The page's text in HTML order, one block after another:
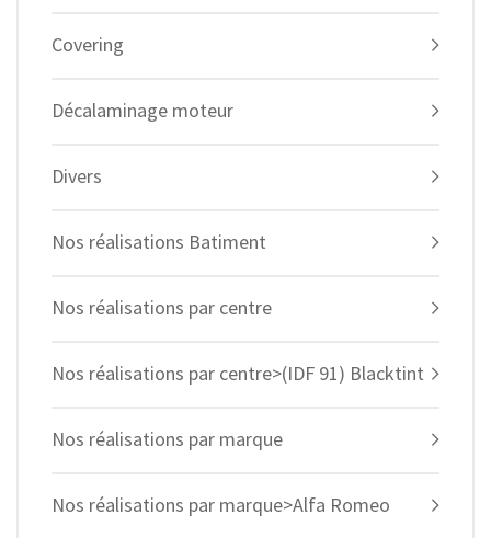
Covering
Décalaminage moteur
Divers
Nos réalisations Batiment
Nos réalisations par centre
Nos réalisations par centre>(IDF 91) Blacktint
Nos réalisations par marque
Nos réalisations par marque>Alfa Romeo